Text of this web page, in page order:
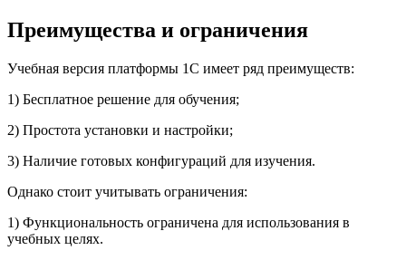
Преимущества и ограничения
Учебная версия платформы 1С имеет ряд преимуществ:
1) Бесплатное решение для обучения;
2) Простота установки и настройки;
3) Наличие готовых конфигураций для изучения.
Однако стоит учитывать ограничения:
1) Функциональность ограничена для использования в
учебных целях.